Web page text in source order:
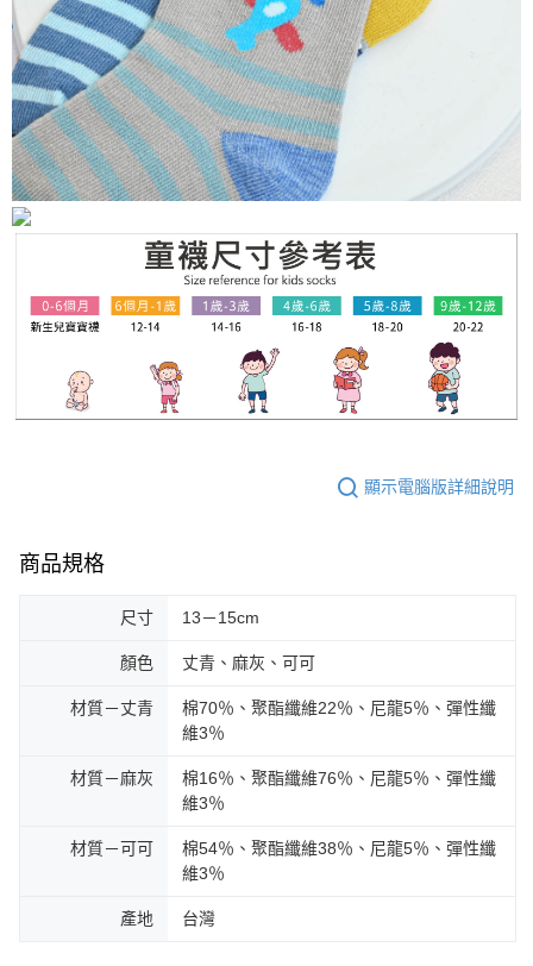
顯示電腦版詳細說明
商品規格
尺寸 13－15cm
顏色 丈青、麻灰、可可
材質－丈青
棉70％、聚酯纖維22％、尼龍5％、彈性纖
維3％
材質－麻灰
棉16％、聚酯纖維76％、尼龍5％、彈性纖
維3％
材質－可可
棉54％、聚酯纖維38％、尼龍5％、彈性纖
維3％
產地 台灣